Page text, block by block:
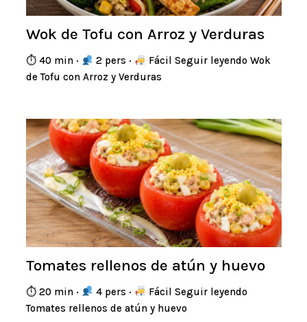
Wok de Tofu con Arroz y Verduras
⏱ 40 min · 2 pers ·
Fácil Seguir leyendo Wok
de Tofu con Arroz y Verduras
Tomates rellenos de atún y huevo
⏱ 20 min · 4 pers ·
Fácil Seguir leyendo
Tomates rellenos de atún y huevo